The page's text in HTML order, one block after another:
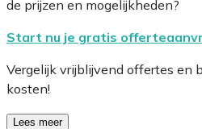
de prijzen en mogelijkheden?
Start nu je gratis
Vergelijk vrijblijvend offertes en
kosten!
Lees meer